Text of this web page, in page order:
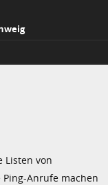
Listen von
Anrufe machen